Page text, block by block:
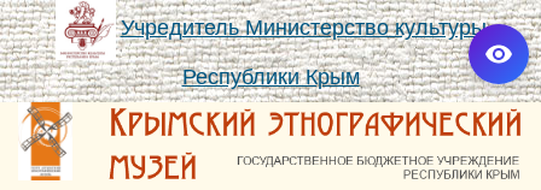
Учредитель Министерство культуры
Республики Крым